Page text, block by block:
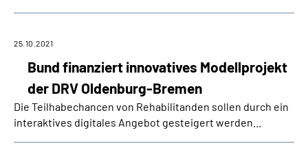
Mein Kundenportal
Bund finanziert innovatives Modellprojekt
der DRV Oldenburg-Bremen
25.10.2021
Die Teilhabechancen von Rehabilitanden sollen durch ein
interaktives digitales Angebot gesteigert werden...